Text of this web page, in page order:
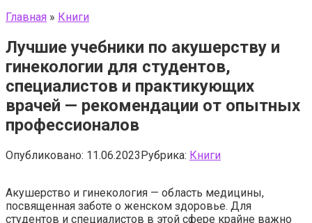
Главная » Книги
Лучшие учебники по акушерству и
гинекологии для студентов,
специалистов и практикующих
врачей — рекомендации от опытных
профессионалов
Опубликовано: 11.06.2023Рубрика: Книги
Акушерство и гинекология — область медицины,
посвященная заботе о женском здоровье. Для
студентов и специалистов в этой сфере крайне важно